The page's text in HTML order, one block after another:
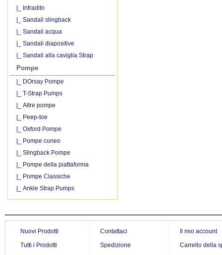
|_ Infradito
|_ Sandali slingback
|_ Sandali acqua
|_ Sandali diapositive
|_ Sandali alla caviglia Strap
Pompe
|_ DOrsay Pompe
|_ T-Strap Pumps
|_ Altre pompe
|_ Peep-toe
|_ Oxford Pompe
|_ Pompe cuneo
|_ Slingback Pompe
|_ Pompe della piattaforma
|_ Pompe Classiche
|_ Ankle Strap Pumps
Nuovi Prodotti
Tutti i Prodotti
Contattaci
Spedizione
Il mio account
Carrello della